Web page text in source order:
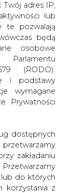
adres IP,
lub
te pozwalają
będą
osobowe
(RODO).
i podstawy
wymagane
Prywatności
dostępnych
przetwarzamy
zakładaniu
do których
korzystania z
/ Jak żyć z
drukuj
skomentuj